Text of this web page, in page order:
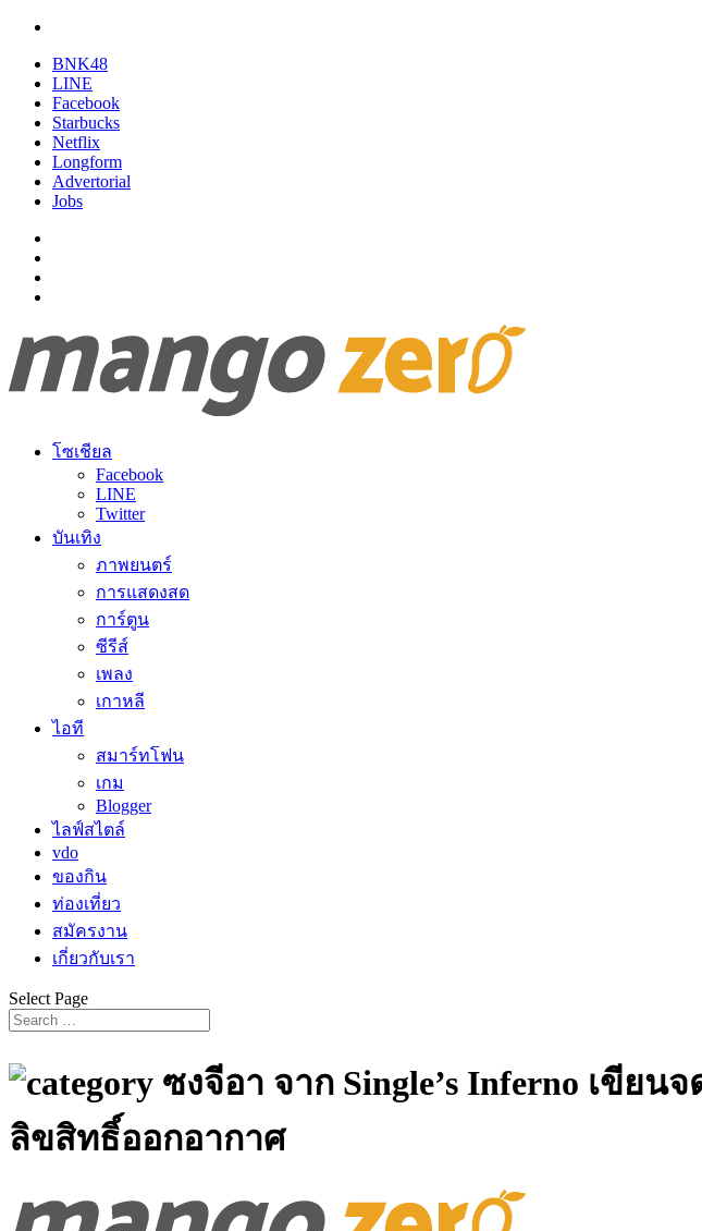
BNK48
LINE
Facebook
Starbucks
Netflix
Longform
Advertorial
Jobs
โซเชียล
Facebook
LINE
Twitter
บันเทิง
ภาพยนตร์
การแสดงสด
การ์ตูน
ซีรีส์
เพลง
เกาหลี
ไอที
สมาร์ทโฟน
เกม
Blogger
ไลฟ์สไตล์
vdo
ของกิน
ท่องเที่ยว
สมัครงาน
เกี่ยวกับเรา
Select Page
ซงจีอา จาก Single’s Inferno เขีย
ลิขสิทธิ์ออกอากาศ